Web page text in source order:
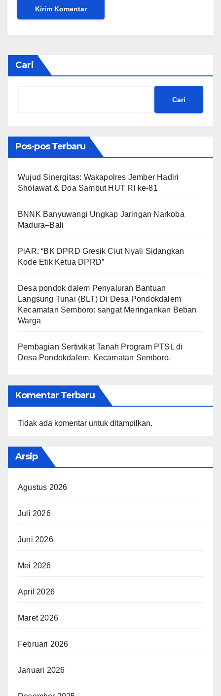
Cari
Cari
Pos-pos Terbaru
Wujud Sinergitas: Wakapolres Jember Hadiri
Sholawat & Doa Sambut HUT RI ke-81
BNNK Banyuwangi Ungkap Jaringan Narkoba
Madura–Bali
PiAR: “BK DPRD Gresik Ciut Nyali Sidangkan
Kode Etik Ketua DPRD”
Desa pondok dalem Penyaluran Bantuan
Langsung Tunai (BLT) Di Desa Pondokdalem
Kecamatan Semboro: sangat Meringankan Beban
Warga
Pembagian Sertivikat Tanah Program PTSL di
Desa Pondokdalem, Kecamatan Semboro.
Komentar Terbaru
Tidak ada komentar untuk ditampilkan.
Arsip
Agustus 2026
Juli 2026
Juni 2026
Mei 2026
April 2026
Maret 2026
Februari 2026
Januari 2026